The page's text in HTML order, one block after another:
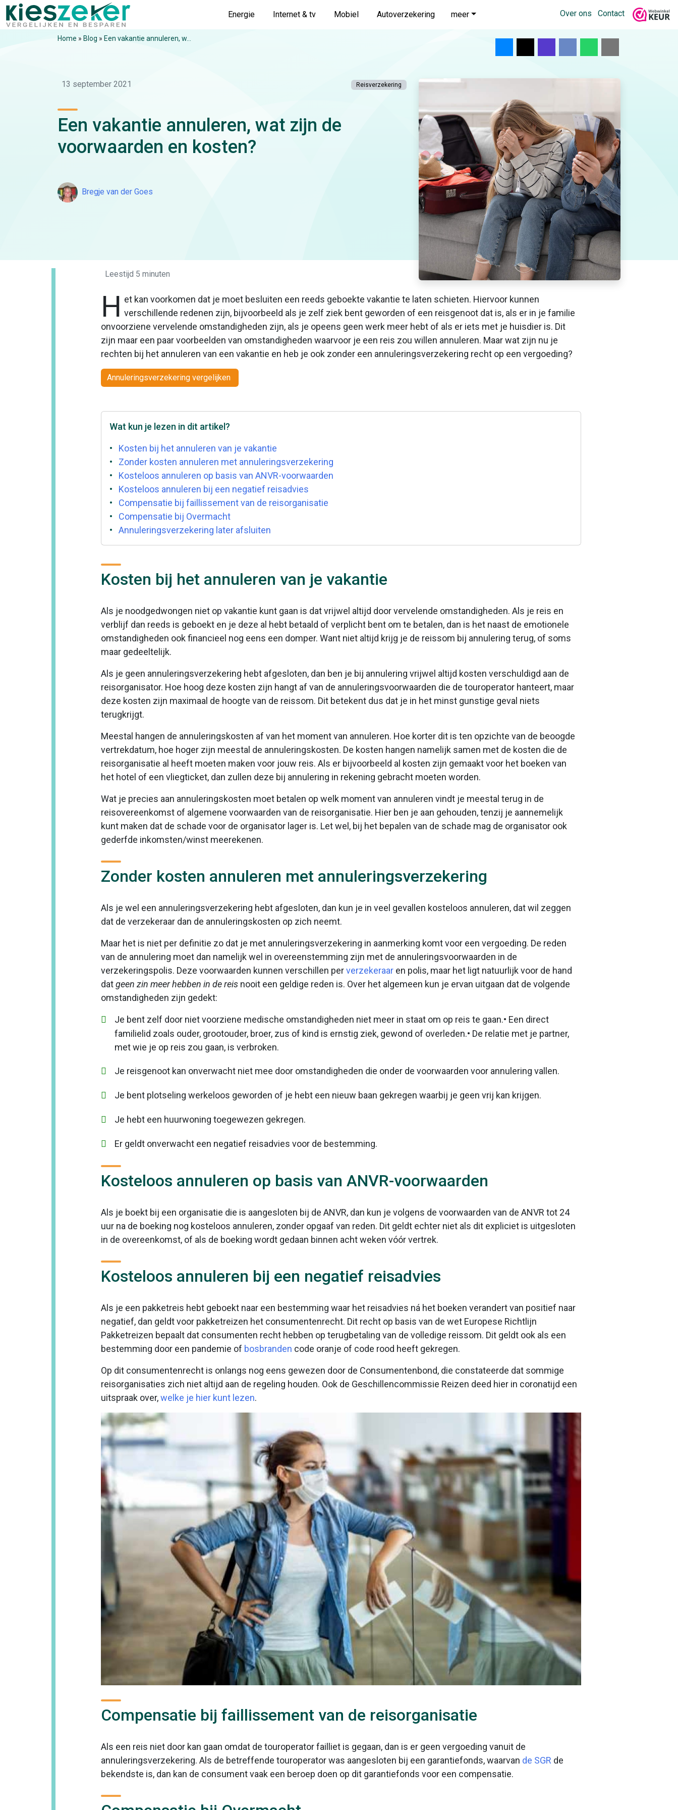
Energie Internet & tv Mobiel Autoverzekering meer Over ons Contact
Home » Blog » Een vakantie annuleren, w...
13 september 2021 Reisverzekering
Een vakantie annuleren, wat zijn de
voorwaarden en kosten?
Bregje van der Goes
Leestijd 5 minuten
H et kan voorkomen dat je moet besluiten een reeds geboekte vakantie te laten schieten. Hiervoor kunnen
verschillende redenen zijn, bijvoorbeeld als je zelf ziek bent geworden of een reisgenoot dat is, als er in je familie
onvoorziene vervelende omstandigheden zijn, als je opeens geen werk meer hebt of als er iets met je huisdier is. Dit
zijn maar een paar voorbeelden van omstandigheden waarvoor je een reis zou willen annuleren. Maar wat zijn nu je
rechten bij het annuleren van een vakantie en heb je ook zonder een annuleringsverzekering recht op een vergoeding?
Annuleringsverzekering vergelijken
Wat kun je lezen in dit artikel?
Kosten bij het annuleren van je vakantie
Zonder kosten annuleren met annuleringsverzekering
Kosteloos annuleren op basis van ANVR-voorwaarden
Kosteloos annuleren bij een negatief reisadvies
Compensatie bij faillissement van de reisorganisatie
Compensatie bij Overmacht
Annuleringsverzekering later afsluiten
Kosten bij het annuleren van je vakantie
Als je noodgedwongen niet op vakantie kunt gaan is dat vrijwel altijd door vervelende omstandigheden. Als je reis en
verblijf dan reeds is geboekt en je deze al hebt betaald of verplicht bent om te betalen, dan is het naast de emotionele
omstandigheden ook financieel nog eens een domper. Want niet altijd krijg je de reissom bij annulering terug, of soms
maar gedeeltelijk.
Als je geen annuleringsverzekering hebt afgesloten, dan ben je bij annulering vrijwel altijd kosten verschuldigd aan de
reisorganisator. Hoe hoog deze kosten zijn hangt af van de annuleringsvoorwaarden die de touroperator hanteert, maar
deze kosten zijn maximaal de hoogte van de reissom. Dit betekent dus dat je in het minst gunstige geval niets
terugkrijgt.
Meestal hangen de annuleringskosten af van het moment van annuleren. Hoe korter dit is ten opzichte van de beoogde
vertrekdatum, hoe hoger zijn meestal de annuleringskosten. De kosten hangen namelijk samen met de kosten die de
reisorganisatie al heeft moeten maken voor jouw reis. Als er bijvoorbeeld al kosten zijn gemaakt voor het boeken van
het hotel of een vliegticket, dan zullen deze bij annulering in rekening gebracht moeten worden.
Wat je precies aan annuleringskosten moet betalen op welk moment van annuleren vindt je meestal terug in de
reisovereenkomst of algemene voorwaarden van de reisorganisatie. Hier ben je aan gehouden, tenzij je aannemelijk
kunt maken dat de schade voor de organisator lager is. Let wel, bij het bepalen van de schade mag de organisator ook
gederfde inkomsten/winst meerekenen.
Zonder kosten annuleren met annuleringsverzekering
Als je wel een annuleringsverzekering hebt afgesloten, dan kun je in veel gevallen kosteloos annuleren, dat wil zeggen
dat de verzekeraar dan de annuleringskosten op zich neemt.
Maar het is niet per definitie zo dat je met annuleringsverzekering in aanmerking komt voor een vergoeding. De reden
van de annulering moet dan namelijk wel in overeenstemming zijn met de annuleringsvoorwaarden in de
verzekeringspolis. Deze voorwaarden kunnen verschillen perverzekeraar en polis, maar het ligt natuurlijk voor de hand
datgeen zin meer hebben in de reis nooit een geldige reden is. Over het algemeen kun je ervan uitgaan dat de volgende
omstandigheden zijn gedekt:
Je bent zelf door niet voorziene medische omstandigheden niet meer in staat om op reis te gaan.• Een direct
familielid zoals ouder, grootouder, broer, zus of kind is ernstig ziek, gewond of overleden.• De relatie met je partner,
met wie je op reis zou gaan, is verbroken.
Je reisgenoot kan onverwacht niet mee door omstandigheden die onder de voorwaarden voor annulering vallen.
Je bent plotseling werkeloos geworden of je hebt een nieuw baan gekregen waarbij je geen vrij kan krijgen.
Je hebt een huurwoning toegewezen gekregen.
Er geldt onverwacht een negatief reisadvies voor de bestemming.
Kosteloos annuleren op basis van ANVR-voorwaarden
Als je boekt bij een organisatie die is aangesloten bij de ANVR, dan kun je volgens de voorwaarden van de ANVR tot 24
uur na de boeking nog kosteloos annuleren, zonder opgaaf van reden. Dit geldt echter niet als dit expliciet is uitgesloten
in de overeenkomst, of als de boeking wordt gedaan binnen acht weken vóór vertrek.
Kosteloos annuleren bij een negatief reisadvies
Als je een pakketreis hebt geboekt naar een bestemming waar het reisadvies ná het boeken verandert van positief naar
negatief, dan geldt voor pakketreizen het consumentenrecht. Dit recht op basis van de wet Europese Richtlijn
Pakketreizen bepaalt dat consumenten recht hebben op terugbetaling van de volledige reissom. Dit geldt ook als een
bestemming door een pandemie of bosbranden code oranje of code rood heeft gekregen.
Op dit consumentenrecht is onlangs nog eens gewezen door de Consumentenbond, die constateerde dat sommige
reisorganisaties zich niet altijd aan de regeling houden. Ook de Geschillencommissie Reizen deed hier in coronatijd een
uitspraak over,welke je hier kunt lezen.
Compensatie bij faillissement van de reisorganisatie
Als een reis niet door kan gaan omdat de touroperator failliet is gegaan, dan is er geen vergoeding vanuit de
annuleringsverzekering. Als de betreffende touroperator was aangesloten bij een garantiefonds, waarvan de SGR de
bekendste is, dan kan de consument vaak een beroep doen op dit garantiefonds voor een compensatie.